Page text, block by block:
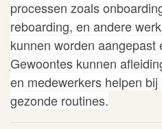
processen zoals
reboarding, en andere
kunnen worden aangepast
Gewoontes kunnen
en medewerkers helpen
gezonde routines.